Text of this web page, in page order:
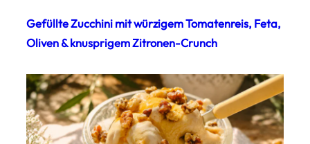
Gefüllte Zucchini mit würzigem Tomatenreis, Feta,
Oliven & knusprigem Zitronen-Crunch